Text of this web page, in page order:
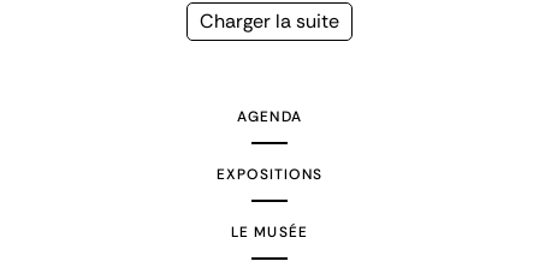
courante
Page
Charger la suite
AGENDA
EXPOSITIONS
LE MUSÉE